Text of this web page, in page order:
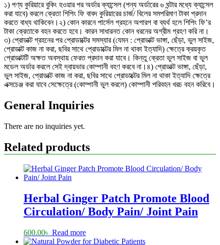
১) পণ্য কুরিয়ারে বুকিং হওয়ার পর অর্ডার ক্যান্সেল (পন্য অর্ডারের ৬ ঘন্টার মধ্যে ক্যান্সেল
করা যাবে) করলে ক্রেতা শিপিং ফি বাবদ কুরিয়ারের চার্জ/ বিলের সমপরিমাণ টাকা প্রদান
করতে বাধ্য থাকিবেন।২) কোন কারনে পার্সেল গ্রহনে অপারগ বা ব্যর্থ হলে শিপিং ফি’র
টাকা ক্রেতাকে বহন করতে হবে। কারন সাধারনত কোন ধরনের অগ্রীম গ্রহণ করি না।
৩) প্রোডাক্ট গ্রহনের পর প্রোডাক্টের সমস্যার (যেমন : প্রোডাক্ট ভাঙ্গা, ছেঁড়া, ভুল সাইজ,
প্রোডাক্ট কাজ না করা, ছবির সাথে প্রোডাক্টের মিল না থাকা ইত্যাদি) ক্ষেত্রে ক্রয়কৃত
প্রোডাক্টটি অক্ষত অবস্থায় ফেরত প্রদান করা যাবে। কিন্তু ক্রেতা ভুল সাইজ বা ভুল
মডেল অর্ডার করলে সেই দ্বায়ভার কোম্পানী বহণ করবে না।৪) প্রোডাক্ট ভাঙ্গা, ছেঁড়া,
ভুল সাইজ, প্রোডাক্ট কাজ না করা, ছবির সাথে প্রোডাক্টের মিল না থাকা ইত্যাদি ক্ষেত্রে
এক্সচেঞ্জ করা যাবে সেক্ষেত্রে (কোম্পানী ভুল করলে) কোম্পানী পরিবহন খরচ বহন করিবে।
General Inquiries
There are no inquiries yet.
Related products
Herbal Ginger Patch Promote Blood
Circulation/ Body Pain/ Joint Pain
600.00৳ Read more